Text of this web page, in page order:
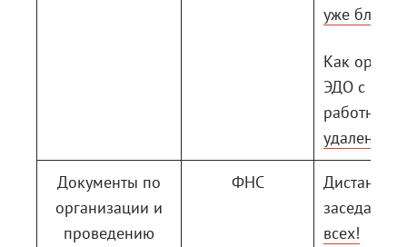
уже близко
Как
ЭДО с
удаленке
Документы по
организации и
проведению
ФНС
заседания
всех!